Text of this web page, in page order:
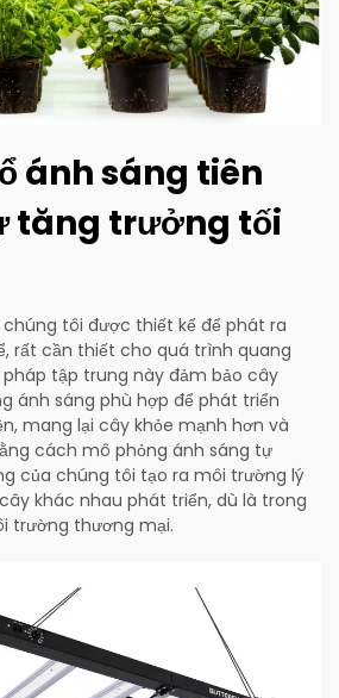
ánh sáng tiên
tăng trưởng tối
tôi được thiết kế để phát ra
rất cần thiết cho quá trình quang
tập trung này đảm bảo cây
ánh sáng phù hợp để phát triển
mang lại cây khỏe mạnh hơn và
cách mô phỏng ánh sáng tự
của chúng tôi tạo ra môi trường lý
khác nhau phát triển, dù là trong
trường thương mại.